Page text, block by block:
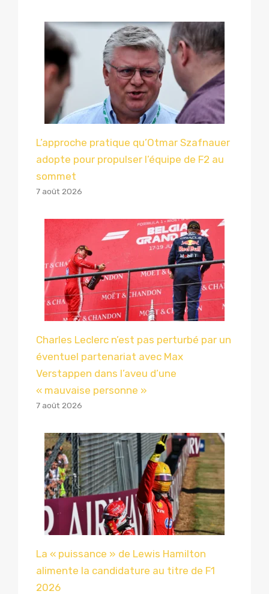
L’approche pratique qu’Otmar Szafnauer
adopte pour propulser l’équipe de F2 au
sommet
7 août 2026
Charles Leclerc n’est pas perturbé par un
éventuel partenariat avec Max
Verstappen dans l’aveu d’une
« mauvaise personne »
7 août 2026
La « puissance » de Lewis Hamilton
alimente la candidature au titre de F1
2026